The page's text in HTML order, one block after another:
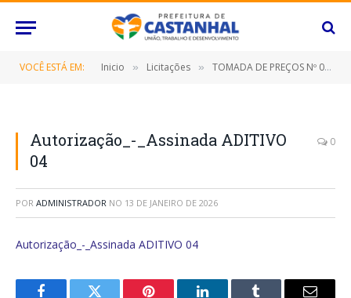
VOCÊ ESTÁ EM: Inicio » Licitações » TOMADA DE PREÇOS Nº 010/2021/PMC (CONTRATAÇÃO DE EMPRESA PARA A EXECUÇÃO DE SERVIÇOS DE MANUTENÇÃO PREVENTIVA E CORRETIVA, COM INSTALAÇÃO, IMPLANTAÇÃO, CONJUNTO DE ENERGIA SOLAR PARA O SISTEMA SEMAFÓRICO COM FORNECIMENTO DE MÃO DE OBRA)
Autorização_-_Assinada ADITIVO
04
0
POR ADMINISTRADOR NO 13 DE JANEIRO DE 2026
Autorização_-_Assinada ADITIVO 04